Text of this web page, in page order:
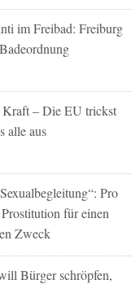
im Freibad: Freiburg
– Die EU trickst
alle aus
Pro
für einen
Zweck
Bürger schröpfen,